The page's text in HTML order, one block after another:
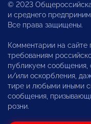
© 2023
и среднего
Все права защищены.
Комментарии на сайте
требованиям
публикуем
и/или оскорбления,
тире и любыми иными
сообщения,
розни.